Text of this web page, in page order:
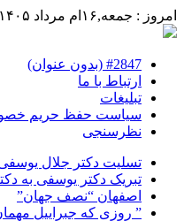
امروز : جمعه,۱۶ام مرداد ۱۴۰۵
#2847 (بدون عنوان)
ارتباط با ما
تبلیغات
سیاست حفظ حریم
نظرسنجی
تسلیت دکتر جلال
تبریک دکتر یوسفی به
اصفهان “نصف جهان”
” روزی که جبراییل